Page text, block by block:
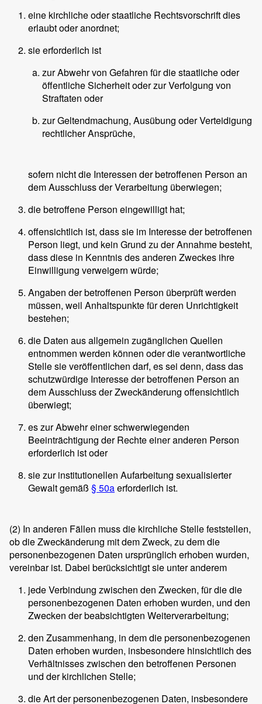
eine kirchliche oder staatliche Rechtsvorschrift dies
erlaubt oder anordnet;
sie erforderlich ist
zur Abwehr von Gefahren für die staatliche oder
öffentliche Sicherheit oder zur Verfolgung von
Straftaten oder
zur Geltendmachung, Ausübung oder Verteidigung
rechtlicher Ansprüche,
sofern nicht die Interessen der betroffenen Person an
dem Ausschluss der Verarbeitung überwiegen;
die betroffene Person eingewilligt hat;
offensichtlich ist, dass sie im Interesse der betroffenen
Person liegt, und kein Grund zu der Annahme besteht,
dass diese in Kenntnis des anderen Zweckes ihre
Einwilligung verweigern würde;
Angaben der betroffenen Person überprüft werden
müssen, weil Anhaltspunkte für deren Unrichtigkeit
bestehen;
die Daten aus allgemein zugänglichen Quellen
entnommen werden können oder die verantwortliche
Stelle sie veröffentlichen darf, es sei denn, dass das
schutzwürdige Interesse der betroffenen Person an
dem Ausschluss der Zweckänderung offensichtlich
überwiegt;
es zur Abwehr einer schwerwiegenden
Beeinträchtigung der Rechte einer anderen Person
erforderlich ist oder
sie zur institutionellen Aufarbeitung sexualisierter
Gewalt gemäß § 50aerforderlich ist.
(2) In anderen Fällen muss die kirchliche Stelle feststellen,
ob die Zweckänderung mit dem Zweck, zu dem die
personenbezogenen Daten ursprünglich erhoben wurden,
vereinbar ist. Dabei berücksichtigt sie unter anderem
jede Verbindung zwischen den Zwecken, für die die
personenbezogenen Daten erhoben wurden, und den
Zwecken der beabsichtigten Weiterverarbeitung;
den Zusammenhang, in dem die personenbezogenen
Daten erhoben wurden, insbesondere hinsichtlich des
Verhältnisses zwischen den betroffenen Personen
und der kirchlichen Stelle;
die Art der personenbezogenen Daten, insbesondere